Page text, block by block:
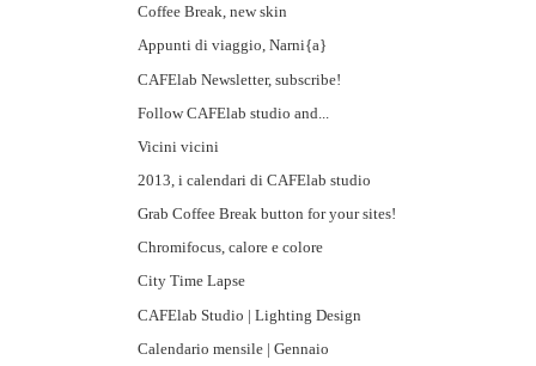
Coffee Break, new skin
Appunti di viaggio, Narni{a}
CAFElab Newsletter, subscribe!
Follow CAFElab studio and...
Vicini vicini
2013, i calendari di CAFElab studio
Grab Coffee Break button for your sites!
Chromifocus, calore e colore
City Time Lapse
CAFElab Studio | Lighting Design
Calendario mensile | Gennaio